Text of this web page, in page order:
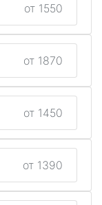
от 1550
от 1870
от 1450
от 1390